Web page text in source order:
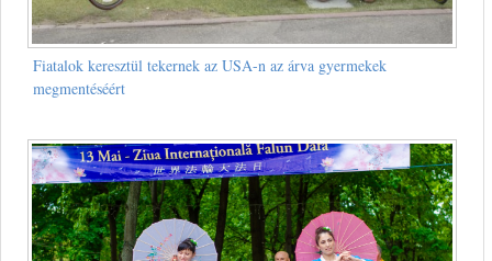
Fiatalok keresztül tekernek az USA-n az árva gyermekek
megmentéséért